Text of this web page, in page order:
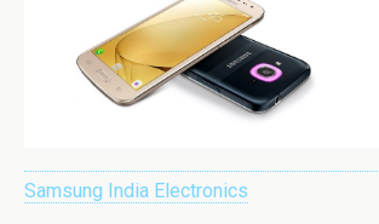
Samsung India Electronics